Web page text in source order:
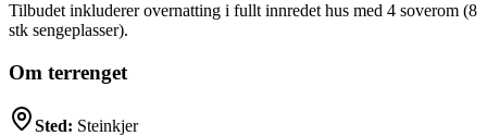
Tilbudet inkluderer overnatting i fullt innredet hus med 4 soverom (8
stk sengeplasser).
Om terrenget
Sted: Steinkjer